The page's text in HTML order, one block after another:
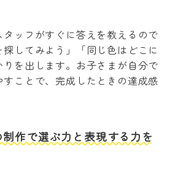
ッフがすぐに答えを教えるので
してみよう」「同じ色はどこに
を出します。お子さまが自分で
ことで、完成したときの達成感
作で選ぶ力と表現する力を